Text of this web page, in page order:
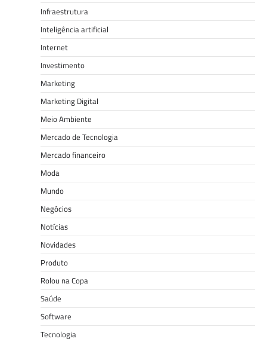
Infraestrutura
Inteligência artificial
Internet
Investimento
Marketing
Marketing Digital
Meio Ambiente
Mercado de Tecnologia
Mercado financeiro
Moda
Mundo
Negócios
Notícias
Novidades
Produto
Rolou na Copa
Saúde
Software
Tecnologia